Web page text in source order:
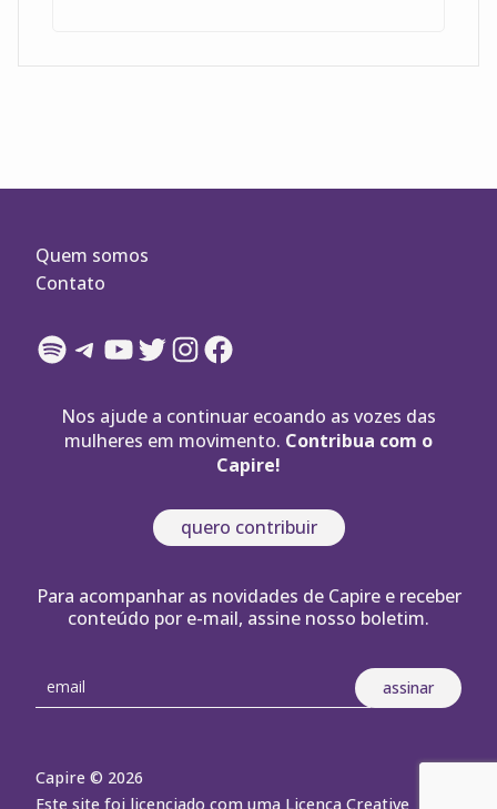
Quem somos
Contato
Spotify
Telegram
YouTube
Twitter
Instagram
Facebook
Nos ajude a continuar ecoando as vozes das
mulheres em movimento. Contribua com o
Capire!
quero contribuir
Para acompanhar as novidades de Capire e receber
conteúdo por e-mail, assine nosso boletim.
Capire © 2026
Este site foi licenciado com uma Licença Creative